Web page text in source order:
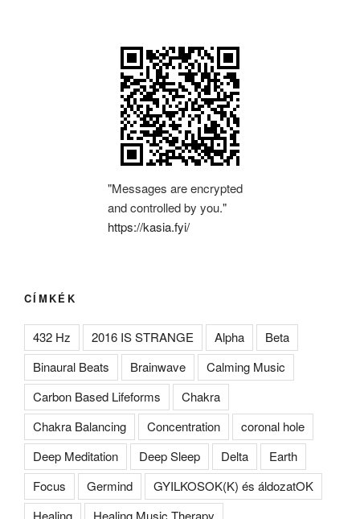
"Messages are encrypted
and controlled by you."
https://kasia.fyi/
CÍMKÉK
432 Hz 2016 IS STRANGE Alpha
Beta
Binaural Beats
Brainwave
Calming Music
Carbon Based Lifeforms
Chakra
Chakra Balancing
Concentration
coronal hole
Deep Meditation
Deep Sleep Delta
Earth
Focus
Germind
GYILKOSOK(K) és áldozatOK